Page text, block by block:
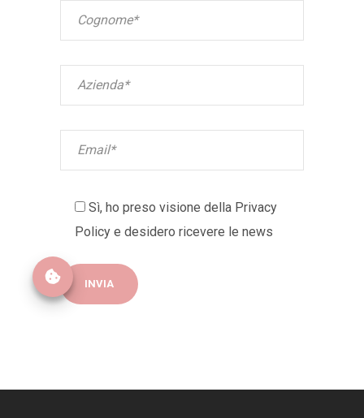
Sì, ho preso visione della Privacy
Policy e desidero ricevere le news